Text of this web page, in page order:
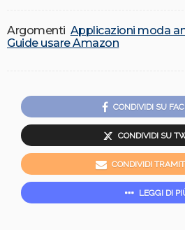
Argomenti Applicazioni moda
Guide usare Amazon
CONDIVIDI SU
CONDIVIDI SU
CONDIVIDI
LEGGI DI